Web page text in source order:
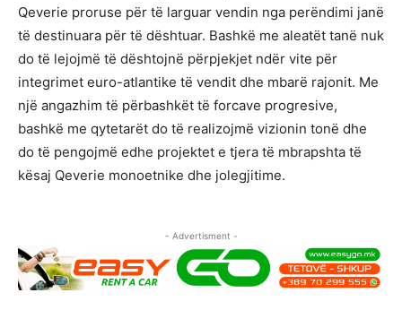
Qeverie proruse për të larguar vendin nga perëndimi janë
të destinuara për të dështuar. Bashkë me aleatët tanë nuk
do të lejojmë të dështojnë përpjekjet ndër vite për
integrimet euro-atlantike të vendit dhe mbarë rajonit. Me
një angazhim të përbashkët të forcave progresive,
bashkë me qytetarët do të realizojmë vizionin tonë dhe
do të pengojmë edhe projektet e tjera të mbrapshta të
kësaj Qeverie monoetnike dhe jolegjitime.
- Advertisment -